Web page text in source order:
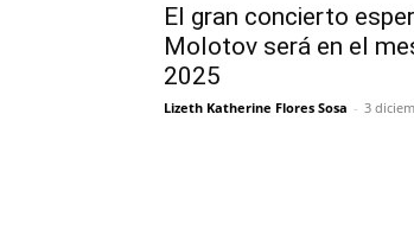
El gran concierto
Molotov será en el
2025
Lizeth Katherine Flores Sosa - 3